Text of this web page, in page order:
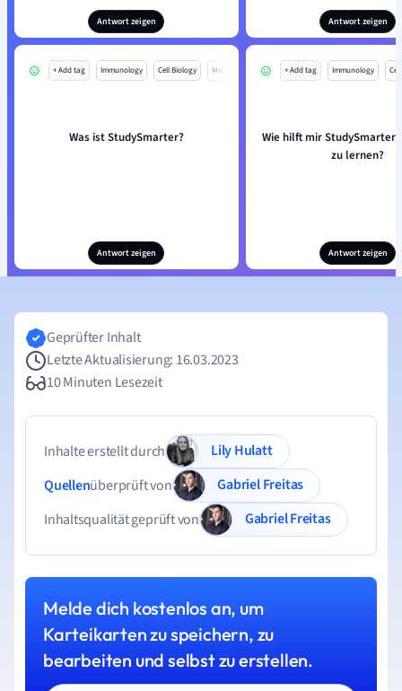
Antwort zeigen Antwort zeigen
+ Add tag Immunology Cell Biology Mo
Was ist StudySmarter?
Antwort zeigen
+ Add tag Immunology
Wie hilft mir
zu lernen?
Antwort zeigen
Geprüfter Inhalt
Letzte Aktualisierung: 16.03.2023
10 Minuten Lesezeit
Inhalte erstellt durch
Lily Hulatt
Quellenüberprüft von
Gabriel Freitas
Inhaltsqualität geprüft von
Gabriel Freitas
Melde dich kostenlos an, um
Karteikarten zu speichern, zu
bearbeiten und selbst zu erstellen.